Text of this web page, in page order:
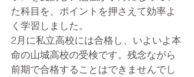
た科目を、ポイントを押さえて効率よ
く学習しました。
2月に私立高校には合格し、いよいよ本
命の山城高校の受検です。残念ながら
前期で合格することはできませんでし